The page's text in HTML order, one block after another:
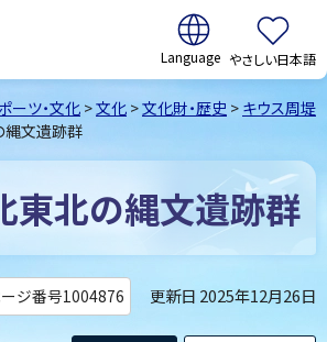
翻訳:
やさしい日本語
ーツ・文化 >文化 >文化財・歴史 > キウス周堤
縄文遺跡群
東北の縄文遺跡群
ジ番号1004876 更新日 2025年12月26日